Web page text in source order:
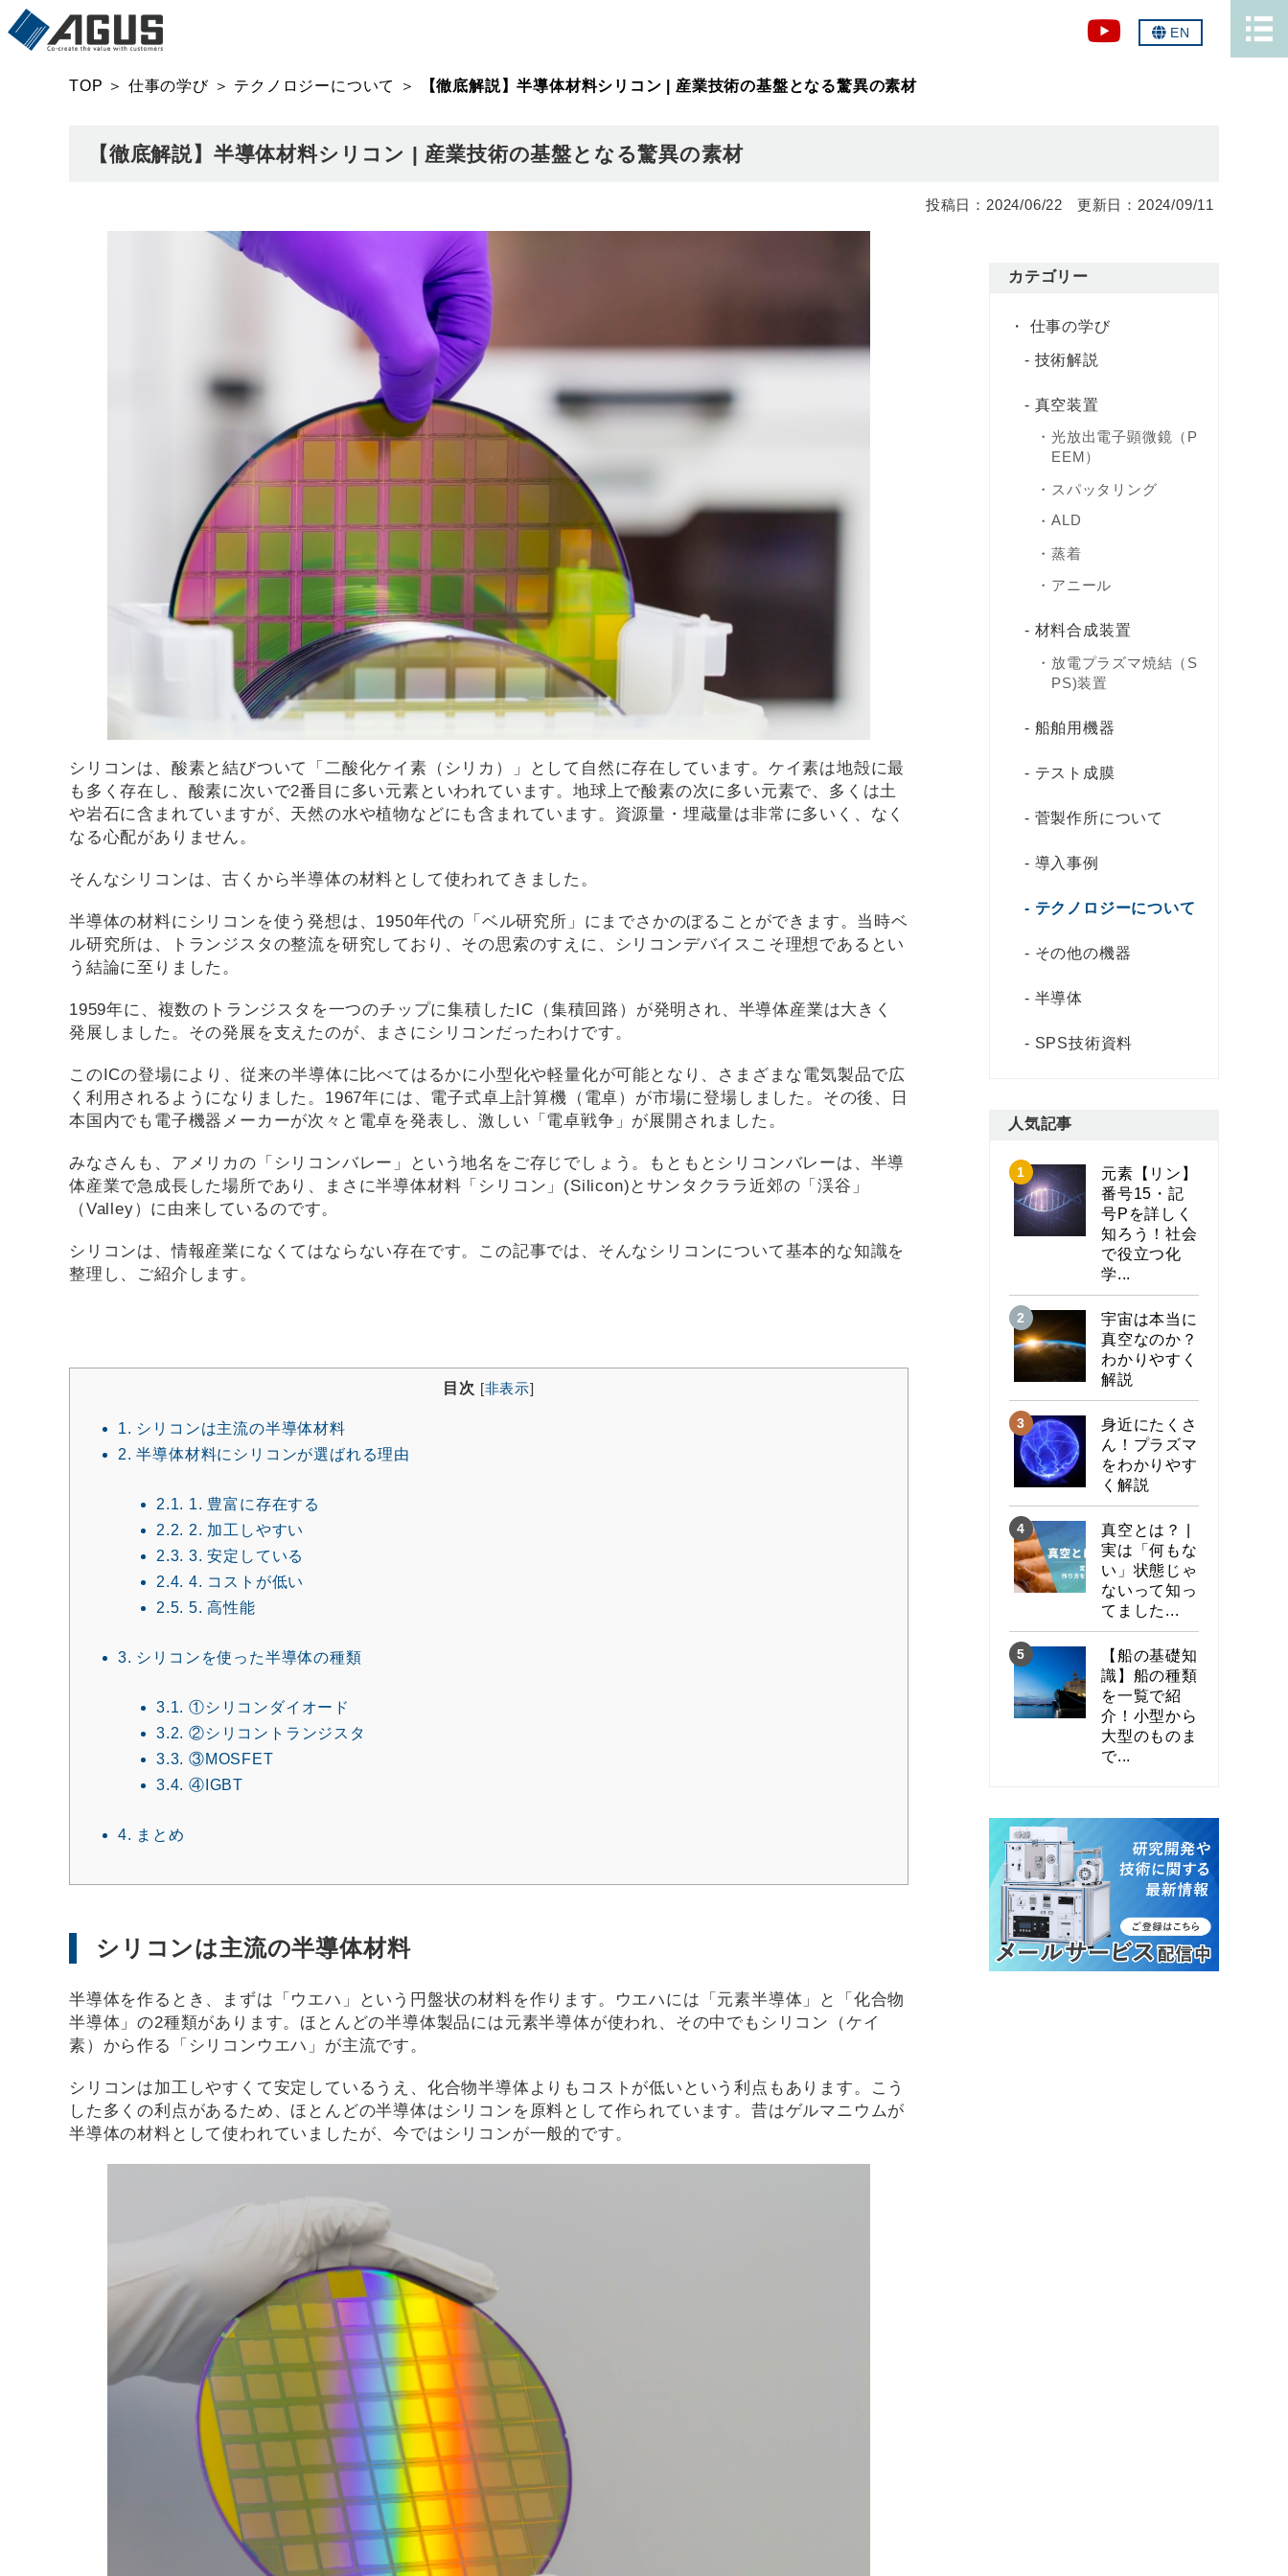
EN
TOP ＞ 仕事の学び＞ テクノロジーについて ＞ 【徹底解説】半導体材料シリコン | 産業技術の基盤となる驚異の素材
【徹底解説】半導体材料シリコン | 産業技術の基盤となる驚異の素材
2024/06/22 2024/09/11
シリコンは、酸素と結びついて「二酸化ケイ素（シリカ）」として自然に存在しています。ケイ素は地殻に最
も多く存在し、酸素に次いで2番目に多い元素といわれています。地球上で酸素の次に多い元素で、多くは土
や岩石に含まれていますが、天然の水や植物などにも含まれています。資源量・埋蔵量は非常に多いく、なく
なる心配がありません。
そんなシリコンは、古くから半導体の材料として使われてきました。
半導体の材料にシリコンを使う発想は、1950年代の「ベル研究所」にまでさかのぼることができます。当時ベ
ル研究所は、トランジスタの整流を研究しており、その思索のすえに、シリコンデバイスこそ理想であるとい
う結論に至りました。
1959年に、複数のトランジスタを一つのチップに集積したIC（集積回路）が発明され、半導体産業は大きく
発展しました。その発展を支えたのが、まさにシリコンだったわけです。
このICの登場により、従来の半導体に比べてはるかに小型化や軽量化が可能となり、さまざまな電気製品で広
く利用されるようになりました。1967年には、電子式卓上計算機（電卓）が市場に登場しました。その後、日
本国内でも電子機器メーカーが次々と電卓を発表し、激しい「電卓戦争」が展開されました。
みなさんも、アメリカの「シリコンバレー」という地名をご存じでしょう。もともとシリコンバレーは、半導
体産業で急成長した場所であり、まさに半導体材料「シリコン」(Silicon)とサンタクララ近郊の「渓谷」
（Valley）に由来しているのです。
シリコンは、情報産業になくてはならない存在です。この記事では、そんなシリコンについて基本的な知識を
整理し、ご紹介します。
目次 [非表示]
1. シリコンは主流の半導体材料
2. 半導体材料にシリコンが選ばれる理由
2.1. 1. 豊富に存在する
2.2. 2. 加工しやすい
2.3. 3. 安定している
2.4. 4. コストが低い
2.5. 5. 高性能
3. シリコンを使った半導体の種類
3.1. ①シリコンダイオード
3.2. ②シリコントランジスタ
3.3. ③MOSFET
3.4. ④IGBT
4. まとめ
シリコンは主流の半導体材料
半導体を作るとき、まずは「ウエハ」という円盤状の材料を作ります。ウエハには「元素半導体」と「化合物
半導体」の2種類があります。ほとんどの半導体製品には元素半導体が使われ、その中でもシリコン（ケイ
素）から作る「シリコンウエハ」が主流です。
シリコンは加工しやすくて安定しているうえ、化合物半導体よりもコストが低いという利点もあります。こう
した多くの利点があるため、ほとんどの半導体はシリコンを原料として作られています。昔はゲルマニウムが
半導体の材料として使われていましたが、今ではシリコンが一般的です。
カテゴリー
仕事の学び
技術解説
真空装置
光放出電子顕微鏡（P
EEM）
スパッタリング
ALD
蒸着
アニール
材料合成装置
放電プラズマ焼結（S
PS)装置
船舶用機器
テスト成膜
菅製作所について
導入事例
テクノロジーについて
その他の機器
半導体
SPS技術資料
人気記事
元素【リン】
番号15・記
号Pを詳しく
知ろう！社会
で役立つ化
学...
宇宙は本当に
真空なのか？
わかりやすく
解説
身近にたくさ
ん！プラズマ
をわかりやす
く解説
真空とは？ |
実は「何もな
い」状態じゃ
ないって知っ
てました...
【船の基礎知
識】船の種類
を一覧で紹
介！小型から
大型のものま
で...